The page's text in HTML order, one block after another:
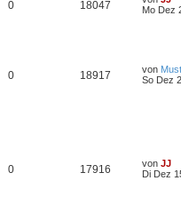
0 18047
Mo Dez
0 18917 von
So Dez
0 17916 von JJ
Di Dez